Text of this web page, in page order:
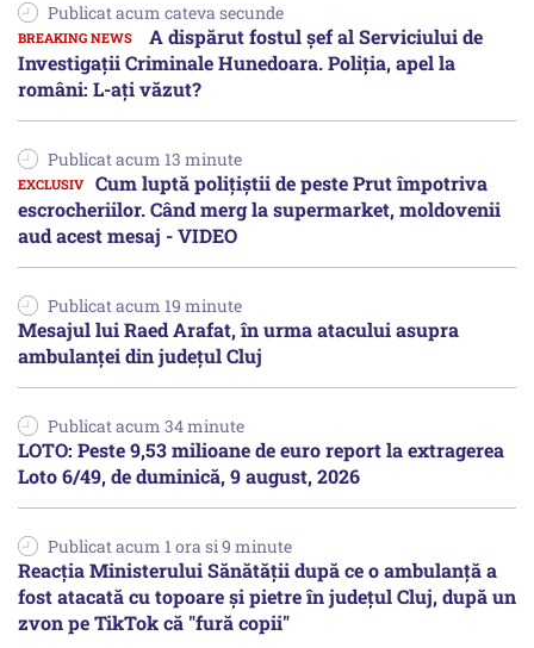
Publicat acum cateva secunde
A dispărut fostul șef al Serviciului de
Investigații Criminale Hunedoara. Poliția, apel la
români: L-ați văzut?
Publicat acum 13 minute
Cum luptă polițiștii de peste Prut împotriva
escrocheriilor. Când merg la supermarket, moldovenii
aud acest mesaj - VIDEO
Publicat acum 19 minute
Mesajul lui Raed Arafat, în urma atacului asupra
ambulanței din județul Cluj
Publicat acum 34 minute
LOTO: Peste 9,53 milioane de euro report la extragerea
Loto 6/49, de duminică, 9 august, 2026
Publicat acum 1 ora si 9 minute
Reacția Ministerului Sănătății după ce o ambulanță a
fost atacată cu topoare și pietre în județul Cluj, după un
zvon pe TikTok că "fură copii"